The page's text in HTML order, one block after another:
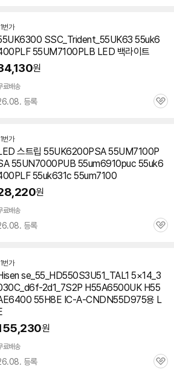
번가
SSC_Trident_55UK63 55uk6
55UM7100PLB LED 백라이트
원
료배송
등록
관
번가
스트립 55UK6200PSA 55UM7100P
55UN7000PUB 55um6910puc 55uk6
55uk631c 55um7100
원
료배송
등록
관
번가
se_55_HD550S3U51_TAL1 5×14_3
2d1_7S2P H55A6500UK H55
55H8E IC-A-CNDN55D975용 L
원
료배송
등록
관